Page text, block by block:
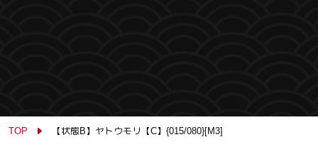
TOP 【状態B】ヤトウモリ【C】{015/080}[M3]